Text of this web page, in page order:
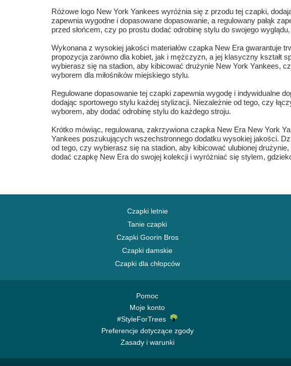
Różowe logo New York Yankees wyróżnia się z przodu tej czapki,
zapewnia wygodne i dopasowane dopasowanie, a regulowany pałąk
przed słońcem, czy po prostu dodać odrobinę stylu do swojego
Wykonana z wysokiej jakości materiałów czapka New Era gwarantuje
propozycja zarówno dla kobiet, jak i mężczyzn, a jej klasyczny kształt
wybierasz się na stadion, aby kibicować drużynie New York Yankees,
wyborem dla miłośników miejskiego stylu.
Regulowane dopasowanie tej czapki zapewnia wygodę i indywidualne
dodając sportowego stylu każdej stylizacji. Niezależnie od tego, czy
wyborem, aby dodać odrobinę stylu do każdego stroju.
Krótko mówiąc, regulowana, zakrzywiona czapka New Era New York
Yankees poszukujących wszechstronnego dodatku wysokiej jakości.
od tego, czy wybierasz się na stadion, aby kibicować ulubionej
dodać czapkę New Era do swojej kolekcji i wyróżniać się stylem,
Czapki letnie
Tanie czapki
Czapki Goorin Bros
Czapki damskie
Czapki dla chłopców
Pomoc
Moje konto
#StyleForTrees
Preferencje dotyczące zgody
Zasady i warunki